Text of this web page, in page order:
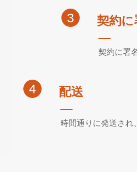
3 契約に
契約に署
4 配送
時間通りに発送され